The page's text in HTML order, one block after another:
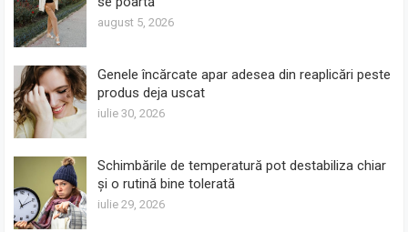
august 5, 2026
Genele încărcate apar adesea din reaplicări peste
produs deja uscat
iulie 30, 2026
Schimbările de temperatură pot destabiliza chiar
și o rutină bine tolerată
iulie 29, 2026